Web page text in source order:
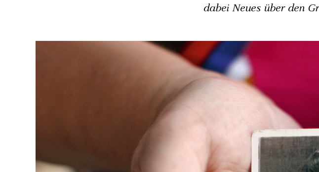
dabei Neues über den